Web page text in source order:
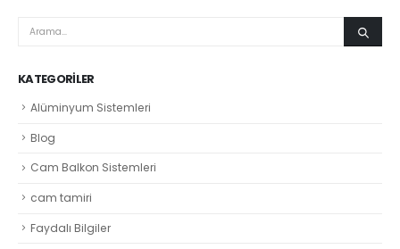
KATEGORILER
Alüminyum Sistemleri
Blog
Cam Balkon Sistemleri
cam tamiri
Faydalı Bilgiler